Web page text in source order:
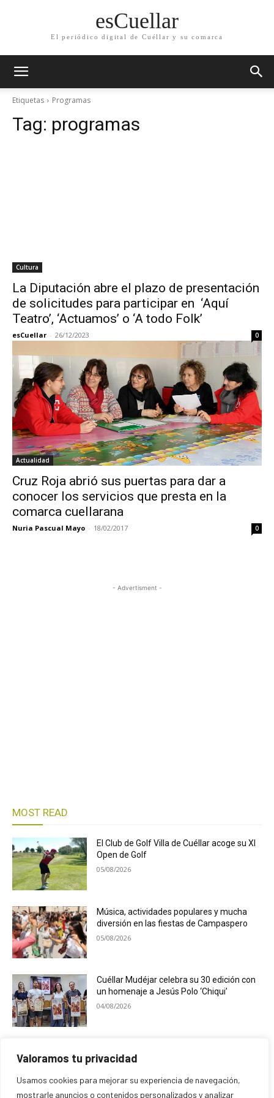
Valoramos tu privacidad
Usamos cookies para mejorar su experiencia de navegación,
mostrarle anuncios o contenidos personalizados y analizar
esCuellar
El periódico digital de Cuéllar y su comarca
Etiquetas Programas
Tag: programas
Cultura
La Diputación abre el plazo de presentación
de solicitudes para participar en ‘Aquí
Teatro’, ‘Actuamos’ o ‘A todo Folk’
esCuellar - 26/12/2023 0
Actualidad
Cruz Roja abrió sus puertas para dar a
conocer los servicios que presta en la
comarca cuellarana
Nuria Pascual Mayo - 18/02/2017 0
- Advertisment -
MOST READ
El Club de Golf Villa de Cuéllar acoge su XI
Open de Golf
05/08/2026
Música, actividades populares y mucha
diversión en las fiestas de Campaspero
05/08/2026
Cuéllar Mudéjar celebra su 30 edición con
un homenaje a Jesús Polo ‘Chiqui’
04/08/2026
los locales que serán utilizados como peña
04/08/2026